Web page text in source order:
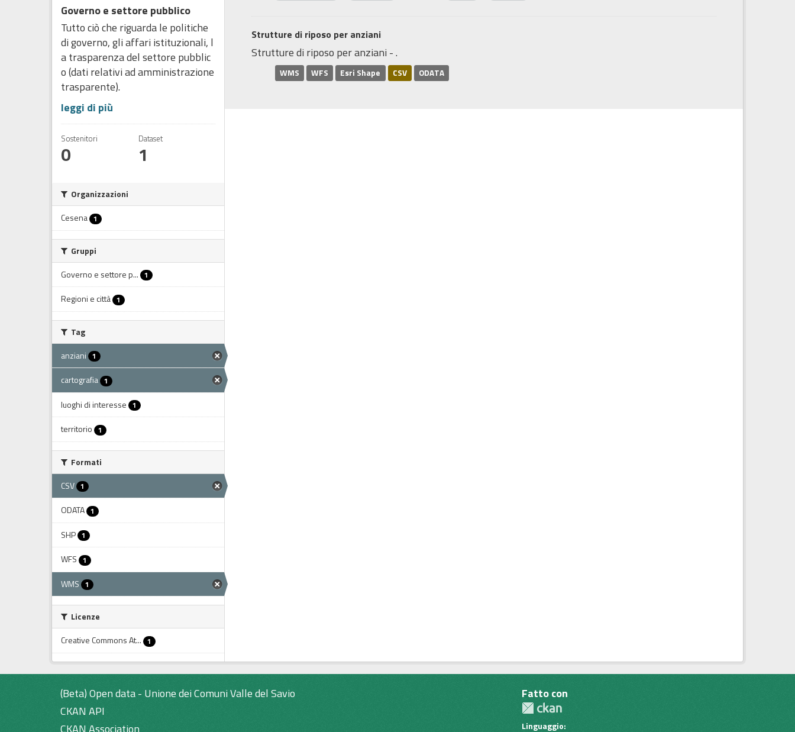
Governo e settore pubblico
Tutto ciò che riguarda le politiche
di governo, gli affari istituzionali, l
a trasparenza del settore pubblic
o (dati relativi ad amministrazione
trasparente).
leggi di più
Sostenitori
0
Dataset
1
Organizzazioni
Cesena 1
Gruppi
Governo e settore p... 1
Regioni e città 1
Tag
anziani 1
cartografia 1
luoghi di interesse 1
territorio 1
Formati
CSV 1
ODATA 1
SHP 1
WFS 1
WMS 1
Licenze
Creative Commons At... 1
Strutture di riposo per anziani
Strutture di riposo per anziani - .
WMS WFS Esri Shape CSV ODATA
(Beta) Open data - Unione dei Comuni Valle del Savio
CKAN API
CKAN Association
Fatto con
Linguaggio